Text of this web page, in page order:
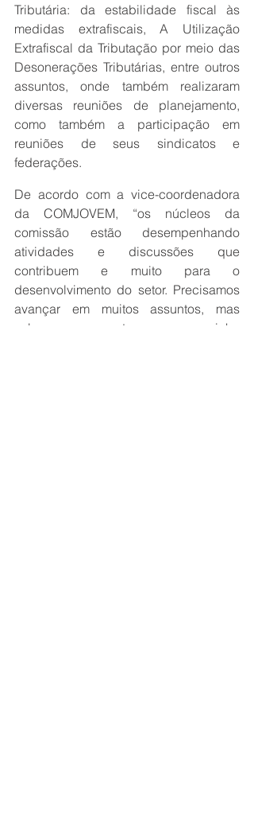
Tributária: da estabilidade fiscal às
medidas extrafiscais, A Utilização
Extrafiscal da Tributação por meio das
Desonerações Tributárias, entre outros
assuntos, onde também realizaram
diversas reuniões de planejamento,
como também a participação em
reuniões de seus sindicatos e
federações.
De acordo com a vice-coordenadora
da COMJOVEM, “os núcleos da
comissão estão desempenhando
atividades e discussões que
contribuem e muito para o
desenvolvimento do setor. Precisamos
avançar em muitos assuntos, mas
sabemos que estamos no caminho